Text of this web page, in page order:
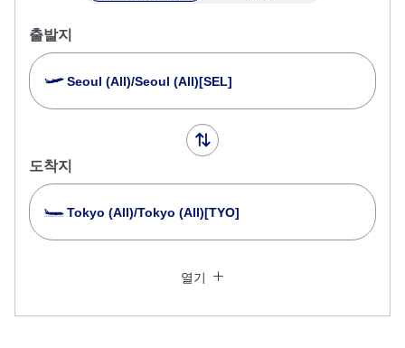
출발지
Seoul (All)/Seoul (All)[SEL]
도착지
Tokyo (All)/Tokyo (All)[TYO]
운임 타입 지정하지 않음
열기